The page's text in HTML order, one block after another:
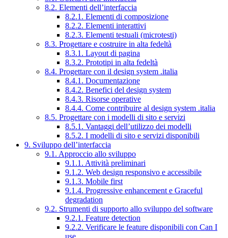
8.2. Elementi dell’interfaccia
8.2.1. Elementi di composizione
8.2.2. Elementi interattivi
8.2.3. Elementi testuali (microtesti)
8.3. Progettare e costruire in alta fedeltà
8.3.1. Layout di pagina
8.3.2. Prototipi in alta fedeltà
8.4. Progettare con il design system .italia
8.4.1. Documentazione
8.4.2. Benefici del design system
8.4.3. Risorse operative
8.4.4. Come contribuire al design system .italia
8.5. Progettare con i modelli di sito e servizi
8.5.1. Vantaggi dell’utilizzo dei modelli
8.5.2. I modelli di sito e servizi disponibili
9. Sviluppo dell’interfaccia
9.1. Approccio allo sviluppo
9.1.1. Attività preliminari
9.1.2. Web design responsivo e accessibile
9.1.3. Mobile first
9.1.4. Progressive enhancement e Graceful
degradation
9.2. Strumenti di supporto allo sviluppo del software
9.2.1. Feature detection
9.2.2. Verificare le feature disponibili con Can I
use